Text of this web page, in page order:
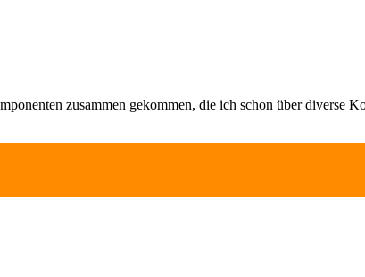
zusammen gekommen, die ich schon über diverse